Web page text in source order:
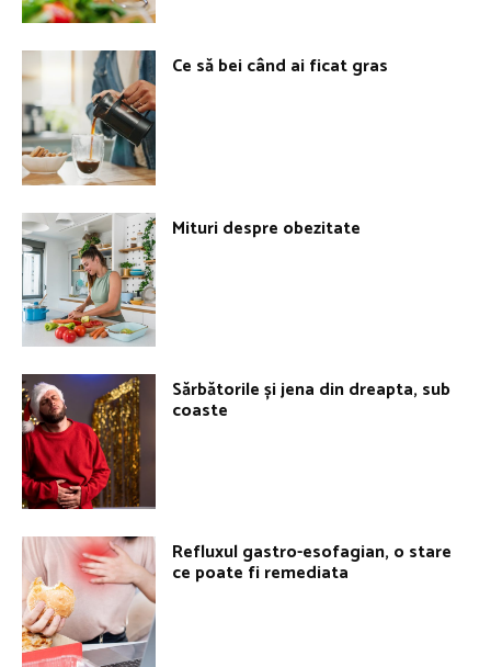
Ce să bei când ai ficat gras
Mituri despre obezitate
Sărbătorile și jena din dreapta, sub
coaste
Refluxul gastro-esofagian, o stare
ce poate fi remediata